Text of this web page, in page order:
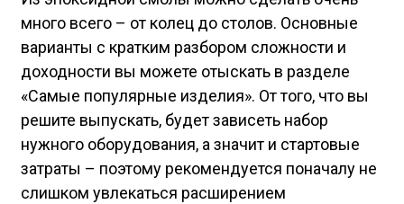
много всего – от колец до столов. Основные
варианты с кратким разбором сложности и
доходности вы можете отыскать в разделе
«Самые популярные изделия». От того, что вы
решите выпускать, будет зависеть набор
нужного оборудования, а значит и стартовые
затраты – поэтому рекомендуется поначалу не
слишком увлекаться расширением